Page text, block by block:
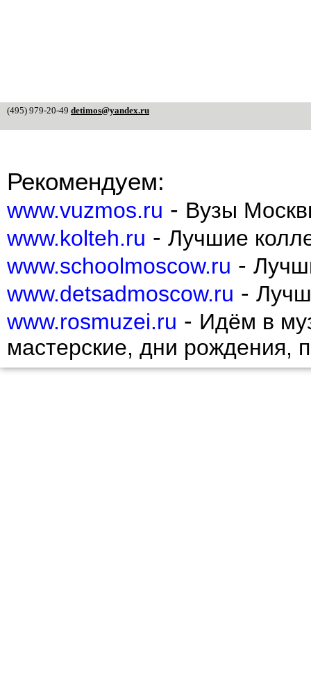
(495) 979-20-49 detimos@yandex.ru
Рекомендуем:
www.vuzmos.ru - Вузы
www.kolteh.ru - Лучшие
www.schoolmoscow.ru -
www.detsadmoscow.ru -
www.rosmuzei.ru - Идём в
мастерские, дни рождения,